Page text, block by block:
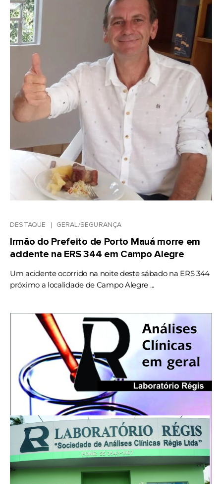
DESTAQUE GERAL/SEGURANÇA
Irmão do Prefeito de Porto Mauá morre em
acidente na ERS 344 em Campo Alegre
Um acidente ocorrido na noite deste sábado na ERS 344
próximo a localidade de Campo Alegre ...